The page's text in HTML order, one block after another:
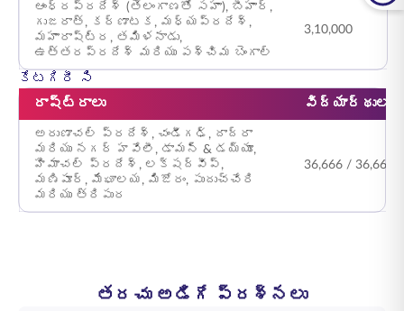
ఆంధ్రప్రదేశ్ (తెలంగాణతో సహా), బీహార్,
గుజరాత్, కర్ణాటక, మధ్యప్రదేశ్,
మహారాష్ట్ర, తమిళనాడు,
ఉత్తరప్రదేశ్ మరియు పశ్చిమ బెంగాల్
3,10,000
కేటగిరీ సి
రాష్ట్రాలు
విద్యార్థుల
అరుణాచల్ ప్రదేశ్, చండీగఢ్, దాద్రా
మరియు నగర్ హవేలీ, డామన్ & డయ్యూ,
హిమాచల్ ప్రదేశ్, లక్షద్వీప్,
మణిపూర్, మేఘాలయ, మిజోరం, పుదుచ్చేరి
మరియు త్రిపుర
36,666 / 36,666
తరచు అడిగే ప్రశ్నలు